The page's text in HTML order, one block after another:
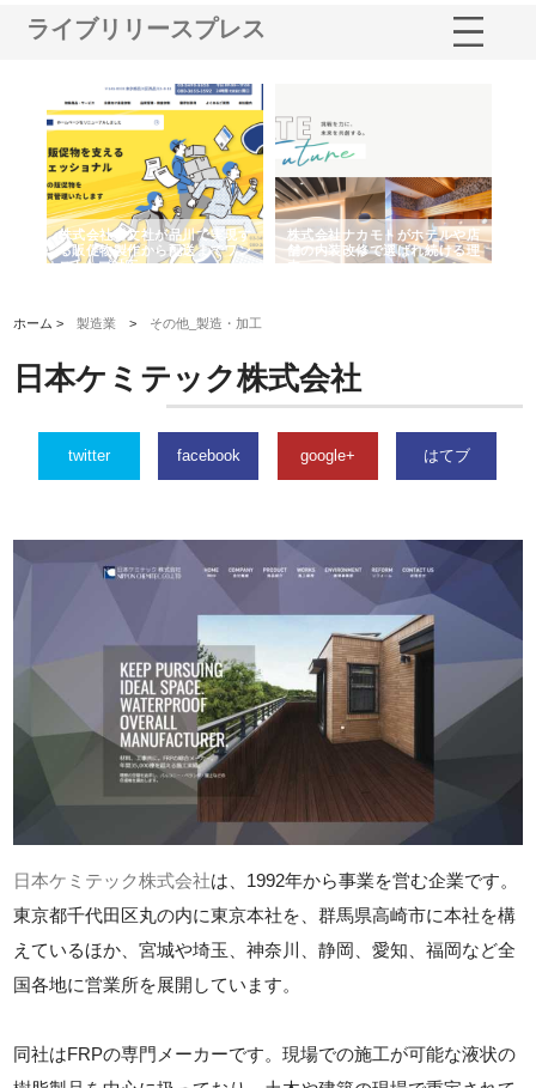
ライブリリースプレス
社ナカモトがホテルや店
装改修で選ばれ続ける理
株式会社スプリングエフが選ば
れる理由とOEMアパレル製造の
強み
桑木給食株式会
ばれる手作り弁
ホーム >製造業 > その他_製造・加工
日本ケミテック株式会社
twitter facebook google+ はてブ
日本ケミテック株式会社は、1992年から事業を営む企業です。
東京都千代田区丸の内に東京本社を、群馬県高崎市に本社を構
えているほか、宮城や埼玉、神奈川、静岡、愛知、福岡など全
国各地に営業所を展開しています。
同社はFRPの専門メーカーです。現場での施工が可能な液状の